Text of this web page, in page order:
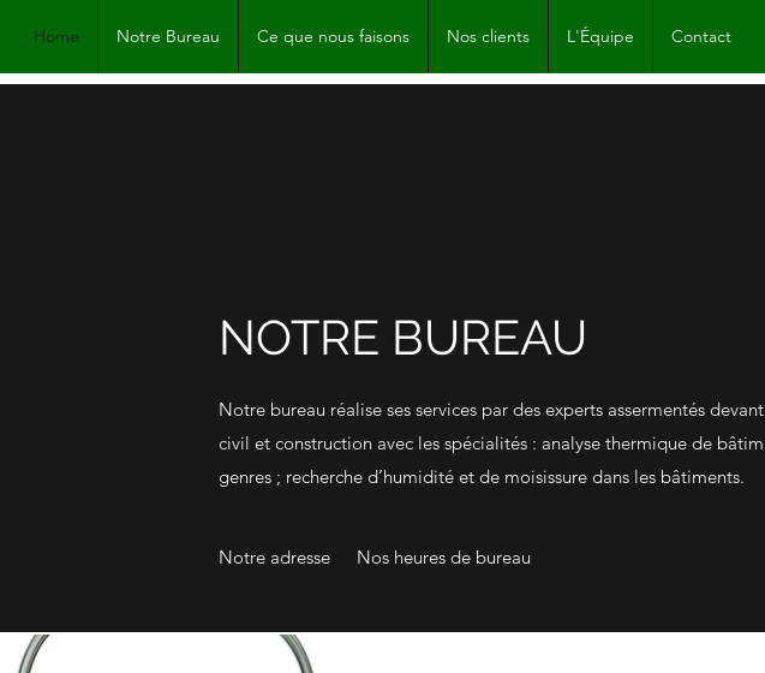
Home Notre Bureau Ce que nous faisons Nos clients L'Équipe Contact
NOTRE BUREAU
Notre bureau réalise ses services par des experts assermentés
civil et construction avec les spécialités : analyse thermique de
genres ; recherche d’humidité et de moisissure dans les bâtiments.
Notre adresse Nos heures de bureau